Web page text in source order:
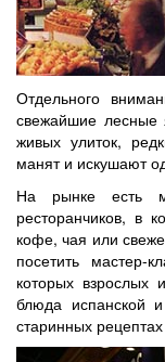
Отдельного
свежайшие
живых улиток,
манят и искушают
На рынке есть
ресторанчиков, в
кофе, чая или
посетить мастер-
которых взрослых
блюда испанской
старинных